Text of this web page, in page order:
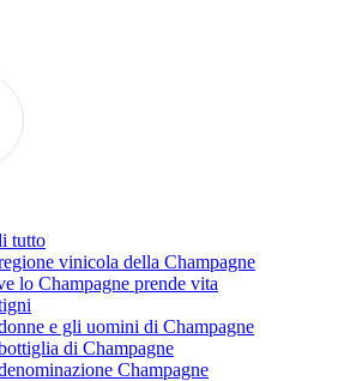
tutto
vinicola della Champagne
lo Champagne prende vita
e gli uomini di Champagne
di Champagne
Champagne